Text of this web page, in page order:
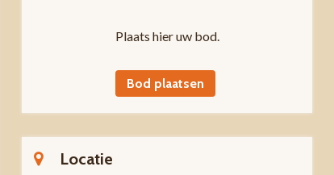
Plaats hier uw bod.
Bod plaatsen
Locatie